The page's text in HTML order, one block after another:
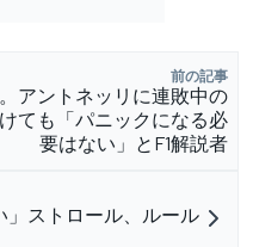
前の記事
アントネッリに連敗中の
ても「パニックになる必
要はない」とF1解説者
」ストロール、ルール